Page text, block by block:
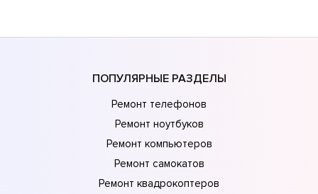
ПОПУЛЯРНЫЕ РАЗДЕЛЫ
Ремонт телефонов
Ремонт ноутбуков
Ремонт компьютеров
Ремонт самокатов
Ремонт квадрокоптеров